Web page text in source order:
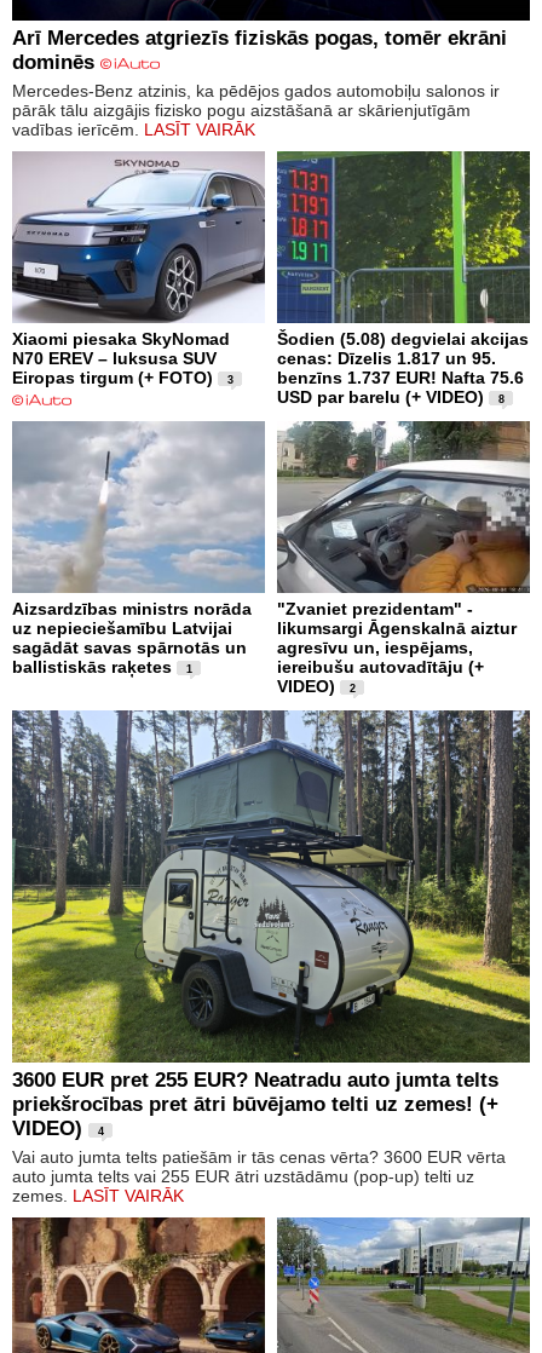
Arī Mercedes atgriezīs fiziskās pogas, tomēr ekrāni
dominēs
Mercedes-Benz atzinis, ka pēdējos gados automobiļu salonos ir
pārāk tālu aizgājis fizisko pogu aizstāšanā ar skārienjutīgām
vadības ierīcēm. LASĪT VAIRĀK
Xiaomi piesaka SkyNomad
N70 EREV – luksusa SUV
Eiropas tirgum (+ FOTO)
3
Šodien (5.08) degvielai akcijas
cenas: Dīzelis 1.817 un 95.
benzīns 1.737 EUR! Nafta 75.6
USD par barelu (+ VIDEO)
8
Aizsardzības ministrs norāda
uz nepieciešamību Latvijai
sagādāt savas spārnotās un
ballistiskās raķetes
1
"Zvaniet prezidentam" -
likumsargi Āgenskalnā aiztur
agresīvu un, iespējams,
iereibušu autovadītāju (+
VIDEO)
2
3600 EUR pret 255 EUR? Neatradu auto jumta telts
priekšrocības pret ātri būvējamo telti uz zemes! (+
VIDEO)
4
Vai auto jumta telts patiešām ir tās cenas vērta? 3600 EUR vērta
auto jumta telts vai 255 EUR ātri uzstādāmu (pop-up) telti uz
zemes. LASĪT VAIRĀK